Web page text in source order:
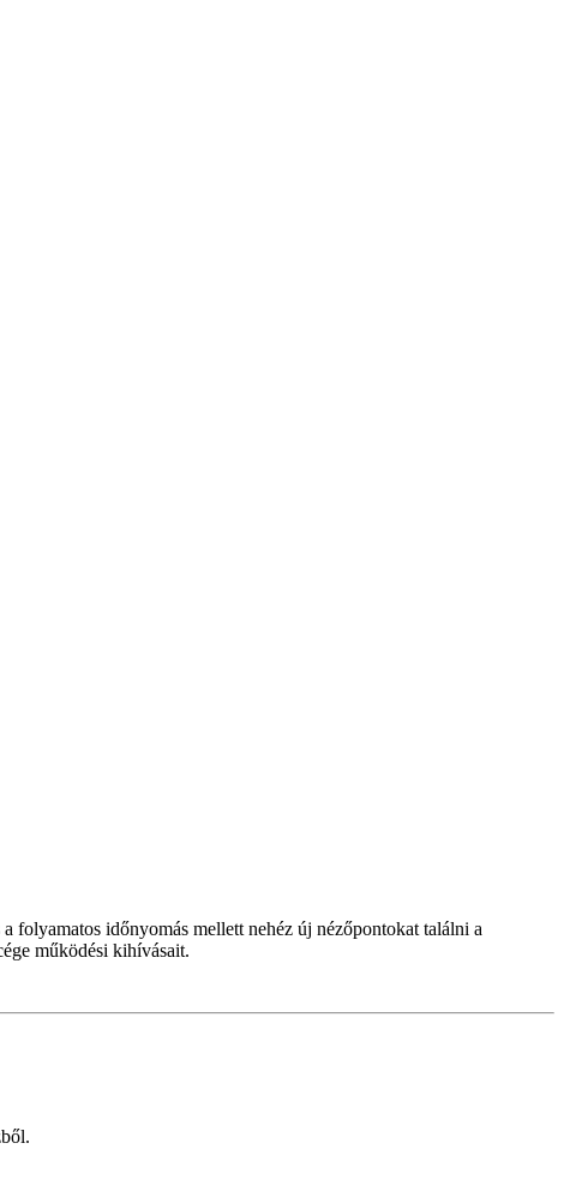
folyamatos időnyomás mellett nehéz új nézőpontokat találni a
működési kihívásait.